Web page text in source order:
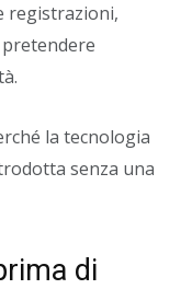
registrazioni,
pretendere
la tecnologia
senza una
di